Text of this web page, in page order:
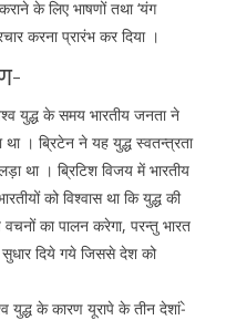
के लिए भाषणों तथा ‘यंग
करना प्रारंभ कर दिया ।
युद्ध के समय भारतीय जनता ने
था । ब्रिटेन ने यह युद्ध स्वतन्त्रता
था । ब्रिटिश विजय में भारतीय
को विश्वास था कि युद्ध की
वचनों का पालन करेगा, परन्तु भारत
सुधार दिये गये जिससे देश को
युद्ध के कारण यूरापे के तीन देशां-े